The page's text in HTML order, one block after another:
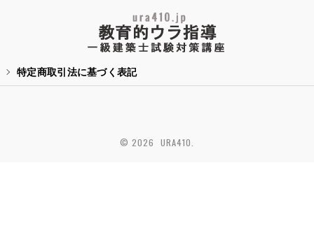
特定商取引法に基づく表記
© 2026 URA410.